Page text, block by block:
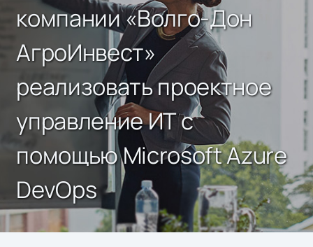
компании «Волго-Дон
АгроИнвест»
реализовать проектное
управление ИТ с
помощью Microsoft Azure
DevOps